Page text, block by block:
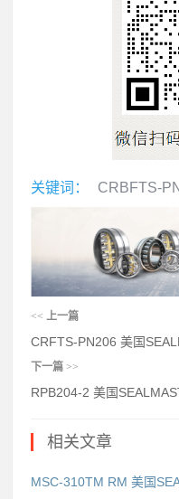
关键词： CRBFTS-
<< 上一篇
CRFTS-PN206 美国
下一篇 >>
RPB204-2 美国
相关文章
MSC-310TM RM 美国